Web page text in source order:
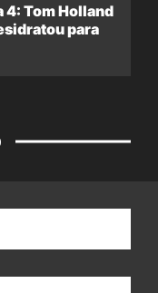
Tom Holland
para